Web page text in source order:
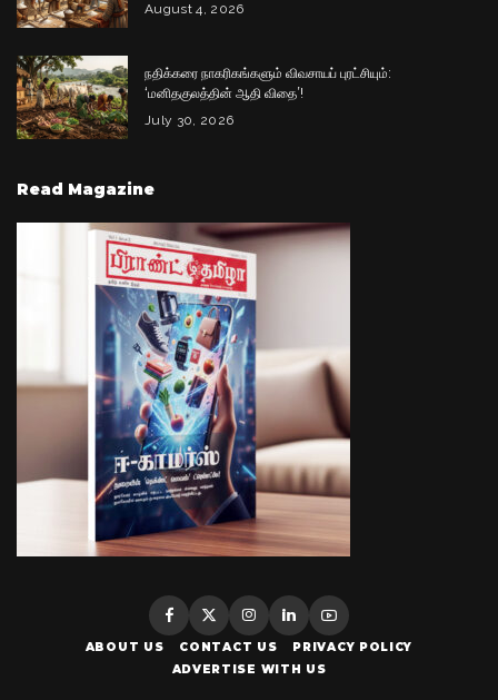
August 4, 2026
நதிக்கரை நாகரிகங்களும் விவசாயப் புரட்சியும்:
‘மனிதகுலத்தின் ஆதி விதை’!
July 30, 2026
Read Magazine
ABOUT US CONTACT US
PRIVACY POLICY
ADVERTISE WITH US